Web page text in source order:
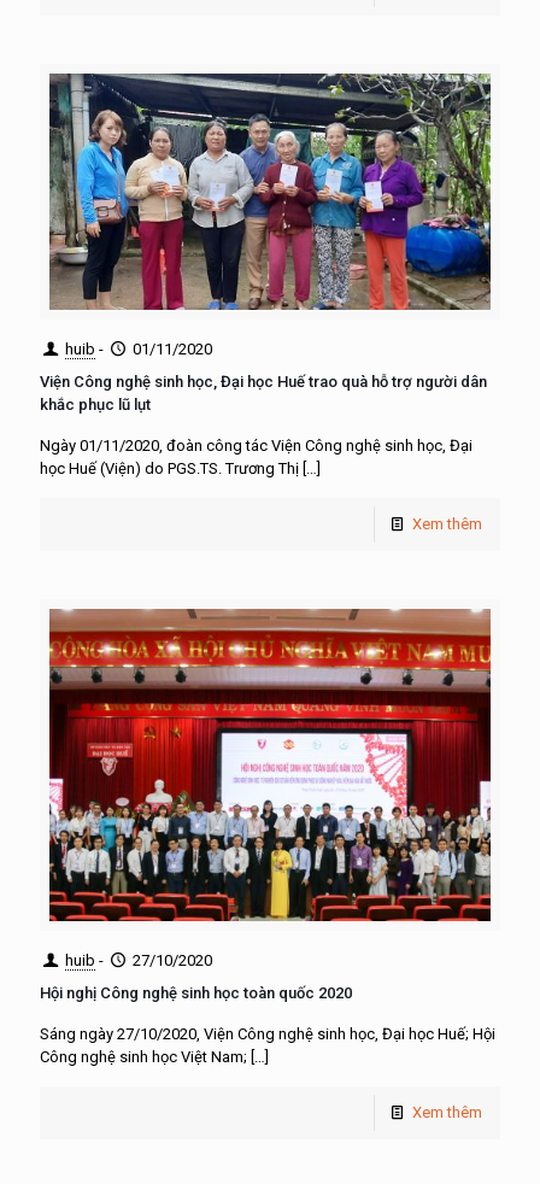
huib -
01/11/2020
Viện Công nghệ sinh học, Đại học Huế trao quà hỗ trợ người dân
khắc phục lũ lụt
Ngày 01/11/2020, đoàn công tác Viện Công nghệ sinh học, Đại
học Huế (Viện) do PGS.TS. Trương Thị […]
Xem thêm
huib -
27/10/2020
Hội nghị Công nghệ sinh học toàn quốc 2020
Sáng ngày 27/10/2020, Viện Công nghệ sinh học, Đại học Huế; Hội
Công nghệ sinh học Việt Nam; […]
Xem thêm